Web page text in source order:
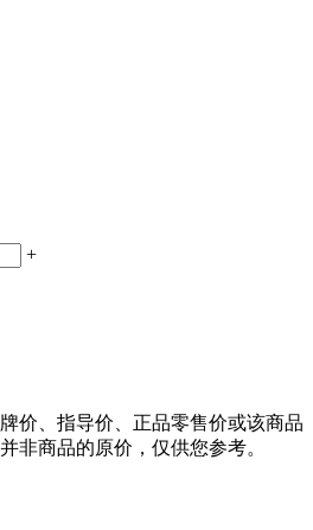
+
价、指导价、正品零售价或该商品
非商品的原价，仅供您参考。